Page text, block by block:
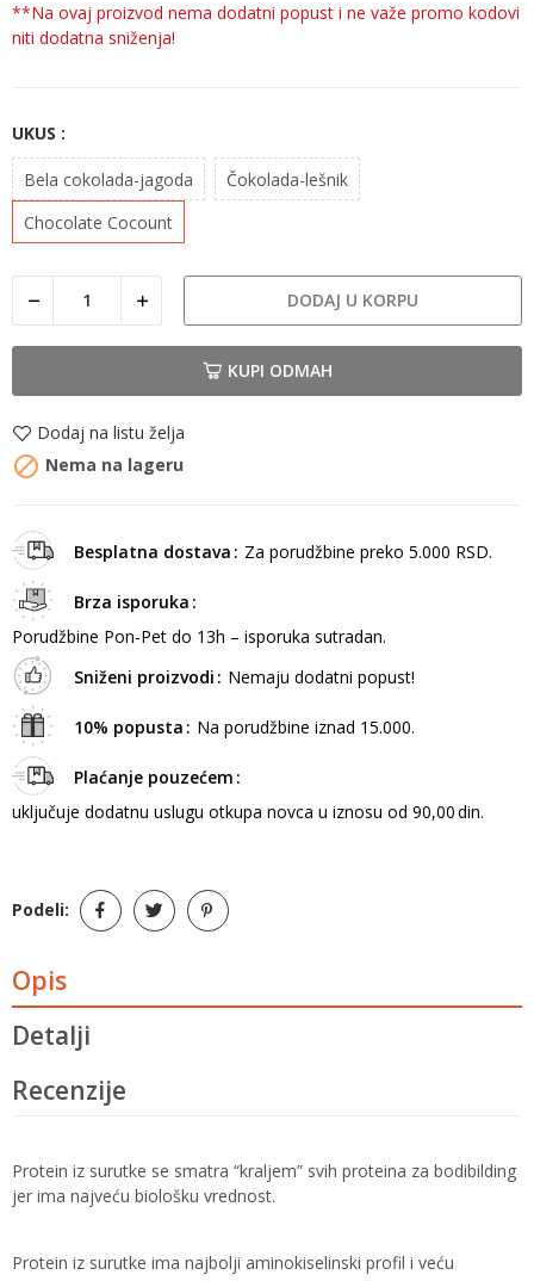
**Na ovaj proizvod nema dodatni popust i ne važe promo kodovi
niti dodatna sniženja!
UKUS :
Bela cokolada-jagoda
Čokolada-lešnik
Chocolate Cocount
DODAJ U KORPU
KUPI ODMAH
Dodaj na listu želja
 Nema na lageru
Besplatna dostava Za porudžbine preko 5.000 RSD.
Brza isporuka
Porudžbine Pon-Pet do 13h – isporuka sutradan.
Sniženi proizvodi
Nemaju dodatni popust!
10% popusta Na porudžbine iznad 15.000.
Plaćanje pouzećem
uključuje dodatnu uslugu otkupa novca u iznosu od 90,00 din.
Podeli:
Opis
Detalji
Recenzije
Protein iz surutke se smatra “kraljem” svih proteina za bodibilding
jer ima najveću biološku vrednost.
Protein iz surutke ima najbolji aminokiselinski profil i veću